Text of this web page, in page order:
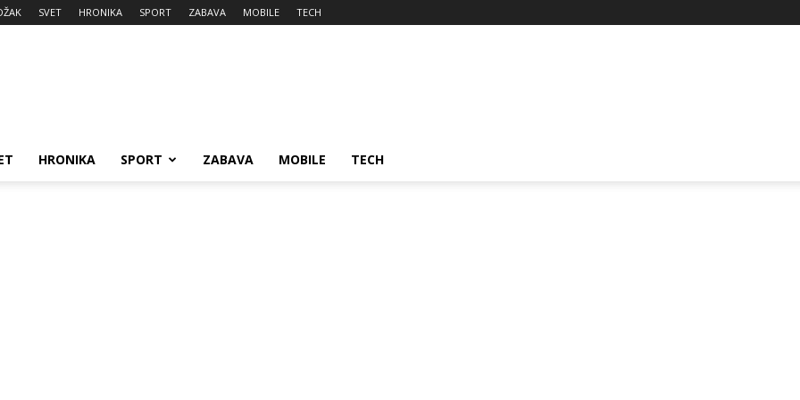
SVET HRONIKA SPORT ZABAVA MOBILE TECH
HRONIKA SPORT ZABAVA MOBILE TECH